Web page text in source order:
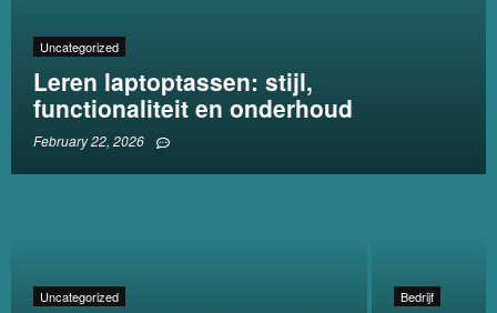
Uncategorized
Leren laptoptassen: stijl,
functionaliteit en onderhoud
February 22, 2026
Uncategorized Bedrijf